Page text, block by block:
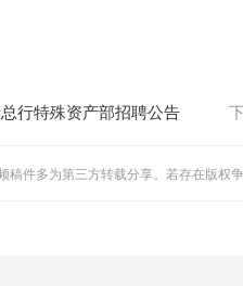
行特殊资产部招聘公告